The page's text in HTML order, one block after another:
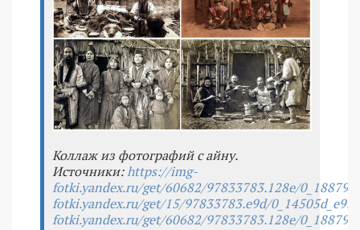
Коллаж из фотографий с айну.
Источники:https://img-
fotki.yandex.ru/get/60682/97833783.128e/
fotki.yandex.ru/get/15/97833783.e9d/
fotki.yandex.ru/get/60682/97833783.128e/